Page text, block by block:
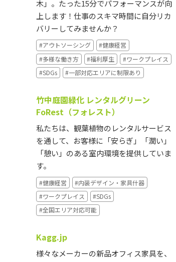
木」。たった15分でパフォーマンスが向
上します！仕事のスキマ時間に自分リカ
バリーしてみませんか？
#アウトソーシング
#健康経営
#多様な働き方
#福利厚生
#ワークプレイス
#SDGs
#一部対応エリアに制限あり
竹中庭園緑化 レンタルグリーン
FoRest（フォレスト）
私たちは、観葉植物のレンタルサービス
を通して、お客様に「安らぎ」「潤い」
「憩い」のある室内環境を提供していま
す。
#健康経営
#内装デザイン・家具什器
#ワークプレイス
#SDGs
#全国エリア対応可能
Kagg.jp
様々なメーカーの新品オフィス家具を、